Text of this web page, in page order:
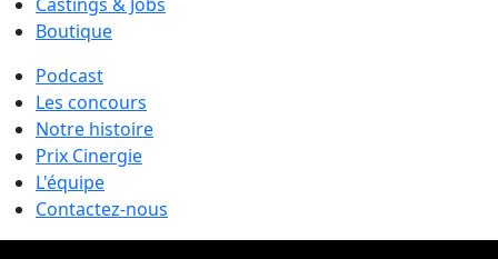
Boutique
Podcast
Les concours
Notre histoire
Prix Cinergie
L'équipe
Contactez-nous